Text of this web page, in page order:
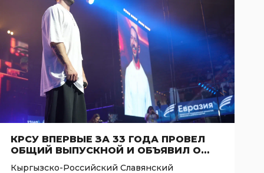
КРСУ ВПЕРВЫЕ ЗА 33 ГОДА ПРОВЕЛ
ОБЩИЙ ВЫПУСКНОЙ И ОБЪЯВИЛ О
СОЗДАНИИ АССОЦИАЦИИ
Кыргызско-Российский Славянский